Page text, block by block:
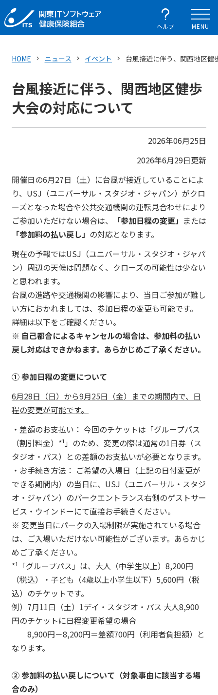
ヘルプ MENU
HOME ニュース イベント 台風接近に伴う、関西地区健
台風接近に伴う、関西地区健歩
大会の対応について
2026年06月25日
2026年6月29日更新
開催日の6月27日（土）に台風が接近していることによ
り、USJ（ユニバーサル・スタジオ・ジャパン）がクロ
ーズとなった場合や公共交通機関の運転見合わせにより
ご参加いただけない場合は、
「参加日程の変更」 または
「参加料の払い戻し」 の対応となります。
現在の予報ではUSJ（ユニバーサル・スタジオ・ジャパ
ン）周辺の天候は問題なく、クローズの可能性は少ない
と思われます。
台風の進路や交通機関の影響により、当日ご参加が難し
い方におかれましては、参加日程の変更も可能です。
詳細は以下をご確認ください。
※ 自己都合によるキャンセルの場合は、参加料の払い
戻し対応はできかねます。あらかじめご了承ください。
① 参加日程の変更について
6月28日（日）から9月25日（金）までの期間内で、日
程の変更が可能です。
・差額のお支払い： 今回のチケットは「グループパス
（割引料金）*¹」のため、変更の際は通常の1日券（ス
タジオ・パス）との差額のお支払いが必要となります。
・お手続き方法： ご希望の入場日（上記の日付変更が
できる期間内）の当日に、USJ（ユニバーサル・スタジ
オ・ジャパン）のパークエントランス右側のゲストサー
ビス・ウインドーにて直接お手続きください。
※ 変更当日にパークの入場制限が実施されている場合
は、ご入場いただけない可能性がございます。あらかじ
めご了承ください。
*¹「グループパス」は、大人（中学生以上）8,200円
（税込）・子ども（4歳以上小学生以下）5,600円（税
込）のチケットです。
例）7月11日（土）1デイ・スタジオ・パス 大人8,900
円のチケットに日程変更希望の場合
8,900円－8,200円＝差額700円（利用者負担額）と
なります。
② 参加料の払い戻しについて（対象事由に該当する場
合のみ）